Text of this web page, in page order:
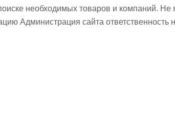
необходимых товаров и компаний.
Администрация сайта ответственность